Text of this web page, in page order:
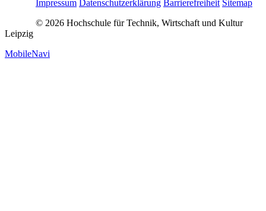
Impressum Datenschutzerklärung Barrierefreiheit Sitemap
© 2026 Hochschule für Technik, Wirtschaft und Kultur
Leipzig
MobileNavi